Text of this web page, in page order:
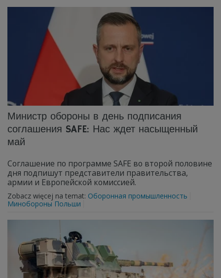
Министр обороны в день подписания
соглашения SAFE: Нас ждет насыщенный
май
Соглашение по программе SAFE во второй половине
дня подпишут представители правительства,
армии и Европейской комиссией.
Zobacz więcej na temat: Оборонная промышленность
Минобороны Польши